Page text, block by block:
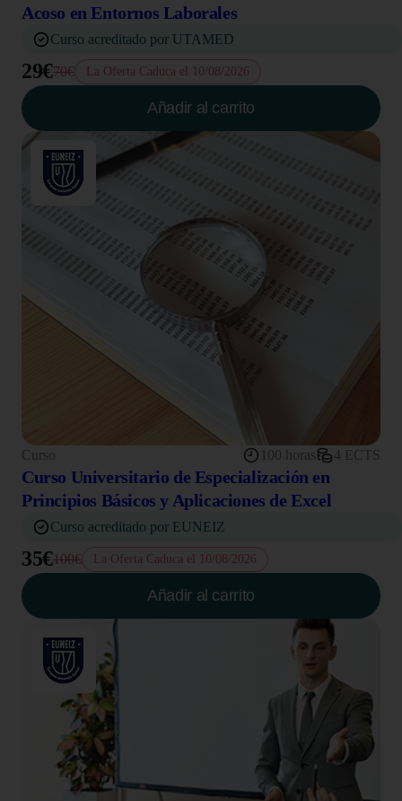
Acoso en Entornos Laborales
Curso acreditado por UTAMED
29€70€ La Oferta Caduca el 10/08/2026
Añadir al carrito
Curso 100 horas 4 ECTS
Curso Universitario de Especialización en
Principios Básicos y Aplicaciones de Excel
Curso acreditado por EUNEIZ
35€100€ La Oferta Caduca el 10/08/2026
Añadir al carrito